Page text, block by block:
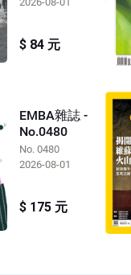
$ 84 元
EMBA雜誌 -
No.0480
No. 0480
2026-08-01
$ 175 元